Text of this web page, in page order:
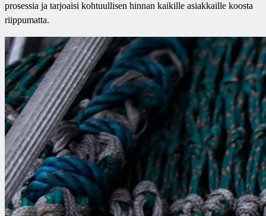
prosessia ja tarjoaisi kohtuullisen hinnan kaikille asiakkaille koosta
riippumatta.